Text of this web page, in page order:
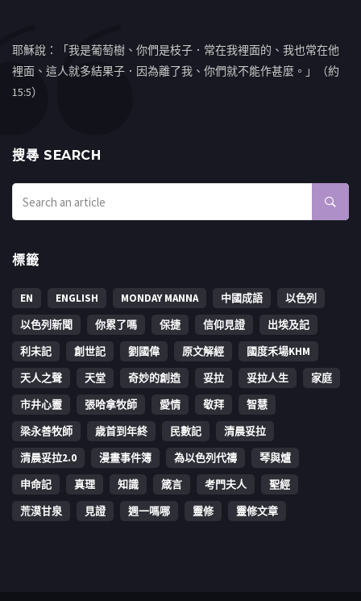
耶穌說：「我是葡萄樹、你們是枝子．常在我裡面的、我也常在他
裡面、這人就多結果子．因為離了我、你們就不能作甚麼。」（約
15:5）
搜㝷 SEARCH
標籤
EN ENGLISH MONDAY MANNA 中國成語
以色列
以色列新聞
你累了嗎 保捷 信仰見證
出埃及記
利未記
創世記 劉國偉 原文解經
國度禾場KHM
天人之聲
天堂 奇妙的創造 妥拉 妥拉人生
家庭
市井心靈
張哈拿牧師 愛情 敬拜
智慧
梁永善牧師
歳首到年終 民數記
清晨妥拉
清晨妥拉2.0
漫畫事件簿 為以色列代禱
琴與爐
申命記
真理 知識 箴言 考門夫人
聖經
荒漠甘泉
見證 週一嗎哪 靈修 靈修文章